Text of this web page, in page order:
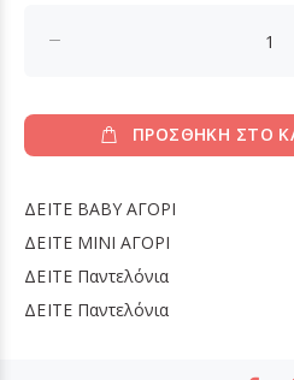
ΠΡΟΣΘΗΚΗ ΣΤΟ
ΔΕΙΤΕ BABY ΑΓΟΡΙ
ΔΕΙΤΕ MINI ΑΓΟΡΙ
ΔΕΙΤΕ Παντελόνια
ΔΕΙΤΕ Παντελόνια